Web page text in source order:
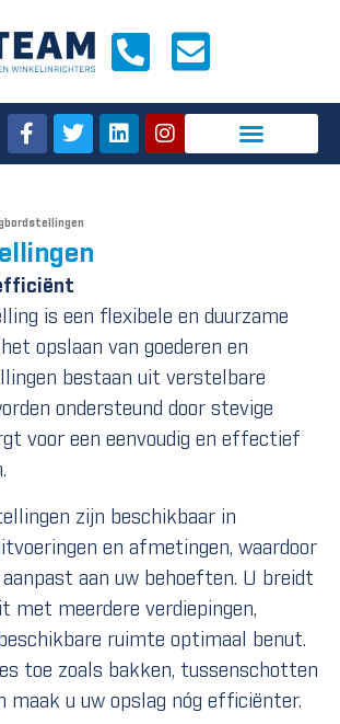
is een flexibele en duurzame
opslaan van goederen en
bestaan uit verstelbare
ondersteund door stevige
voor een eenvoudig en effectief
zijn beschikbaar in
en afmetingen, waardoor
aan uw behoeften. U breidt
met meerdere verdiepingen,
ruimte optimaal benut.
toe zoals bakken, tussenschotten
maak u uw opslag nóg efficiënter.